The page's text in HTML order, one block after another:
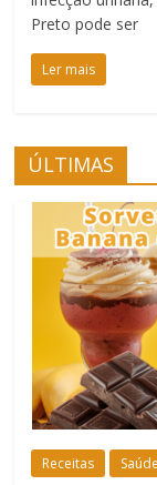
Preto pode ser
Ler mais
ÚLTIMAS
Receitas Saúde